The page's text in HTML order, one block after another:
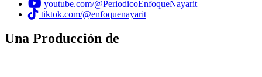
youtube.com/@PeriodicoEnfoqueNayarit
tiktok.com/@enfoquenayarit
Una Producción de